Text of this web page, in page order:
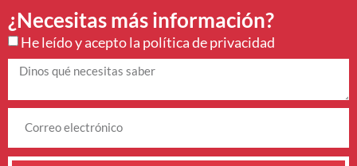
¿Necesitas más información?
He leído y acepto la política de privacidad